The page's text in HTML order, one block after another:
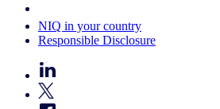
NIQ in your country
Responsible Disclosure